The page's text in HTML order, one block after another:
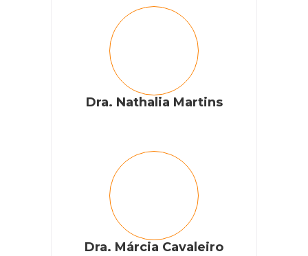
Dra. Nathalia Martins
Dra. Márcia Cavaleiro